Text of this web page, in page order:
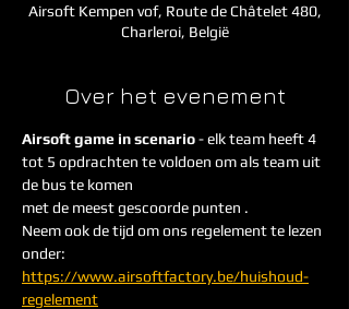
Airsoft Kempen vof, Route de Châtelet 480,
Charleroi, België
Over het evenement
Airsoft game in scenario - elk team heeft 4
tot 5 opdrachten te voldoen om als team uit
de bus te komen
met de meest gescoorde punten .
Neem ook de tijd om ons regelement te lezen
onder:
https://www.airsoftfactory.be/huishoud-
regelement